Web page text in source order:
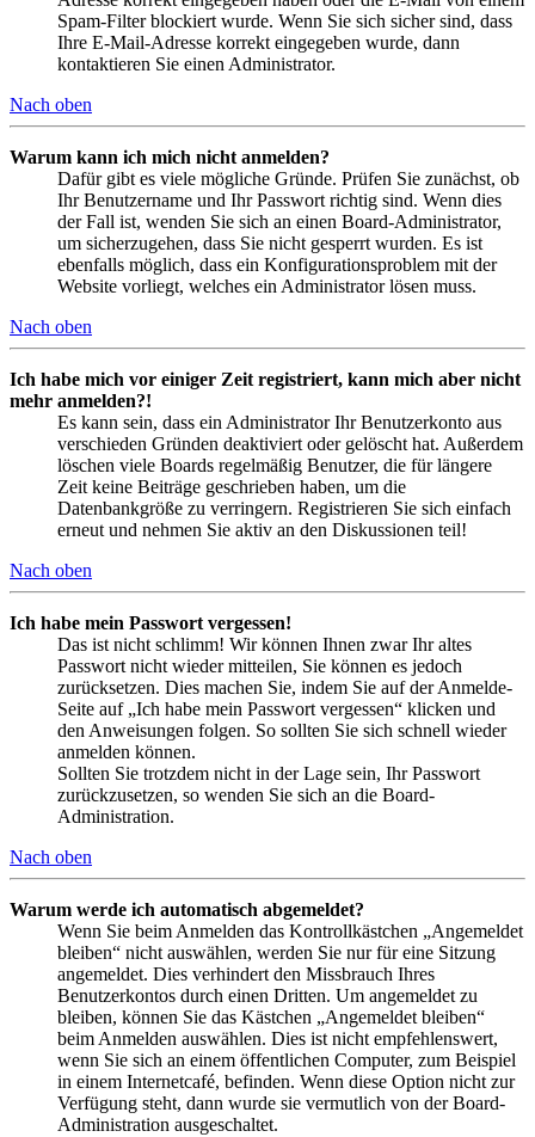
Spam-Filter blockiert wurde. Wenn Sie sich sicher sind, dass
Ihre E-Mail-Adresse korrekt eingegeben wurde, dann
kontaktieren Sie einen Administrator.
Nach oben
Warum kann ich mich nicht anmelden?
Dafür gibt es viele mögliche Gründe. Prüfen Sie zunächst, ob
Ihr Benutzername und Ihr Passwort richtig sind. Wenn dies
der Fall ist, wenden Sie sich an einen Board-Administrator,
um sicherzugehen, dass Sie nicht gesperrt wurden. Es ist
ebenfalls möglich, dass ein Konfigurationsproblem mit der
Website vorliegt, welches ein Administrator lösen muss.
Nach oben
Ich habe mich vor einiger Zeit registriert, kann mich aber nicht
mehr anmelden?!
Es kann sein, dass ein Administrator Ihr Benutzerkonto aus
verschieden Gründen deaktiviert oder gelöscht hat. Außerdem
löschen viele Boards regelmäßig Benutzer, die für längere
Zeit keine Beiträge geschrieben haben, um die
Datenbankgröße zu verringern. Registrieren Sie sich einfach
erneut und nehmen Sie aktiv an den Diskussionen teil!
Nach oben
Ich habe mein Passwort vergessen!
Das ist nicht schlimm! Wir können Ihnen zwar Ihr altes
Passwort nicht wieder mitteilen, Sie können es jedoch
zurücksetzen. Dies machen Sie, indem Sie auf der Anmelde-
Seite auf „Ich habe mein Passwort vergessen“ klicken und
den Anweisungen folgen. So sollten Sie sich schnell wieder
anmelden können.
Sollten Sie trotzdem nicht in der Lage sein, Ihr Passwort
zurückzusetzen, so wenden Sie sich an die Board-
Administration.
Nach oben
Warum werde ich automatisch abgemeldet?
Wenn Sie beim Anmelden das Kontrollkästchen „Angemeldet
bleiben“ nicht auswählen, werden Sie nur für eine Sitzung
angemeldet. Dies verhindert den Missbrauch Ihres
Benutzerkontos durch einen Dritten. Um angemeldet zu
bleiben, können Sie das Kästchen „Angemeldet bleiben“
beim Anmelden auswählen. Dies ist nicht empfehlenswert,
wenn Sie sich an einem öffentlichen Computer, zum Beispiel
in einem Internetcafé, befinden. Wenn diese Option nicht zur
Verfügung steht, dann wurde sie vermutlich von der Board-
Administration ausgeschaltet.